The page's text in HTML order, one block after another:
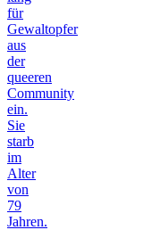
für
Gewaltopfer
aus
der
queeren
Community
ein.
Sie
starb
im
Alter
von
79
Jahren.